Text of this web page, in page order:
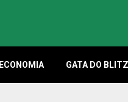
ECONOMIA GATA DO BLITZ